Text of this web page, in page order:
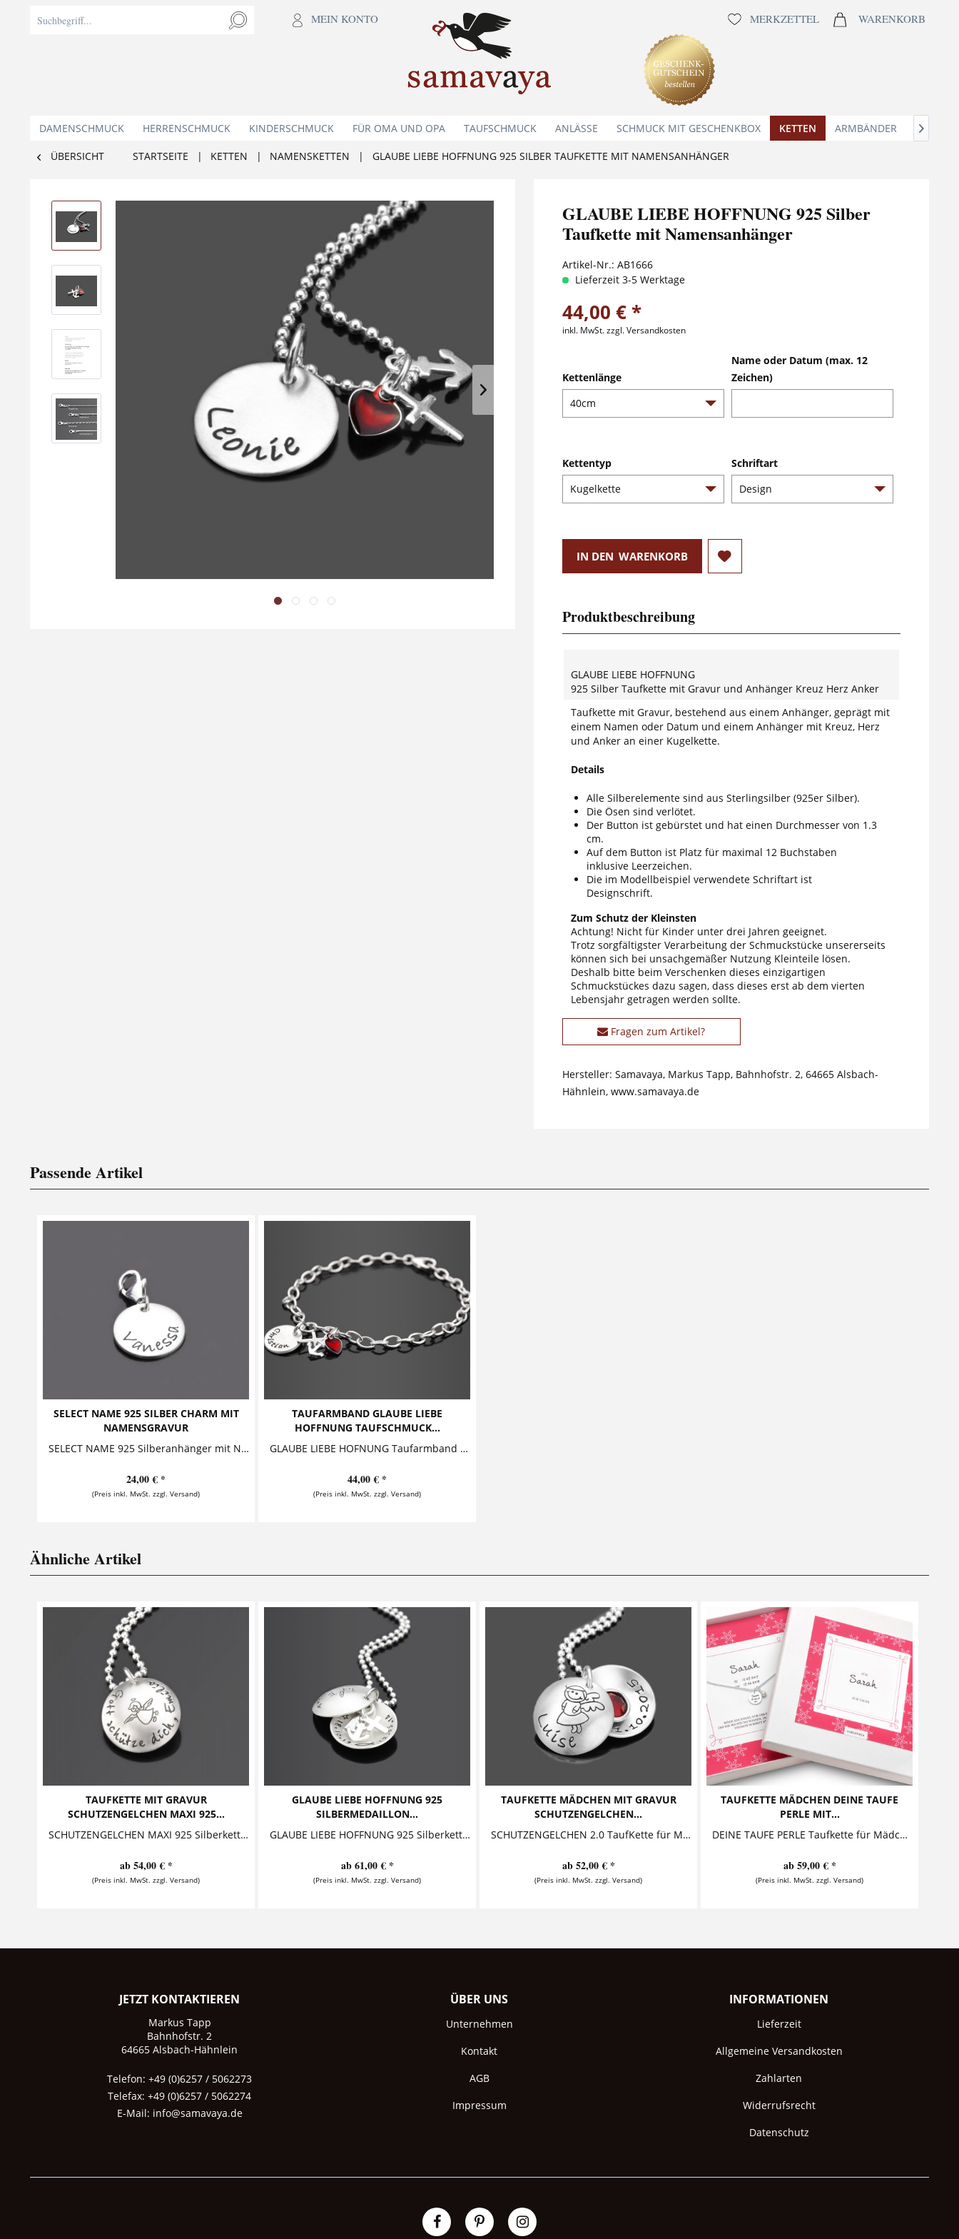
MEIN KONTO MERKZETTEL WARENKORB
DAMENSCHMUCK HERRENSCHMUCK KINDERSCHMUCK FÜR OMA UND OPA TAUFSCHMUCK ANLÄSSE SCHMUCK MIT GESCHENKBOX KETTEN ARMBÄNDER 
ÜBERSICHT STARTSEITE | KETTEN | NAMENSKETTEN | GLAUBE LIEBE HOFFNUNG 925 SILBER TAUFKETTE MIT NAMENSANHÄNGER
GLAUBE LIEBE HOFFNUNG 925 Silber
Taufkette mit Namensanhänger
Artikel-Nr.: AB1666
Lieferzeit 3-5 Werktage
44,00 € *
inkl. MwSt.zzgl. Versandkosten
Kettenlänge
Kettentyp
Name oder Datum (max. 12
Zeichen)
Schriftart
IN DEN WARENKORB
Produktbeschreibung
GLAUBE LIEBE HOFFNUNG
925 Silber Taufkette mit Gravur und Anhänger Kreuz Herz Anker
Taufkette mit Gravur, bestehend aus einem Anhänger, geprägt mit
einem Namen oder Datum und einem Anhänger mit Kreuz, Herz
und Anker an einer Kugelkette.
Details
Alle Silberelemente sind aus Sterlingsilber (925er Silber).
Die Ösen sind verlötet.
Der Button ist gebürstet und hat einen Durchmesser von 1.3
cm.
Auf dem Button ist Platz für maximal 12 Buchstaben
inklusive Leerzeichen.
Die im Modellbeispiel verwendete Schriftart ist
Designschrift.
Zum Schutz der Kleinsten
Achtung! Nicht für Kinder unter drei Jahren geeignet.
Trotz sorgfältigster Verarbeitung der Schmuckstücke unsererseits
können sich bei unsachgemäßer Nutzung Kleinteile lösen.
Deshalb bitte beim Verschenken dieses einzigartigen
Schmuckstückes dazu sagen, dass dieses erst ab dem vierten
Lebensjahr getragen werden sollte.
Fragen zum Artikel?
Hersteller: Samavaya, Markus Tapp, Bahnhofstr. 2, 64665 Alsbach-
Hähnlein, www.samavaya.de
Passende Artikel
SELECT NAME 925 SILBER CHARM MIT
NAMENSGRAVUR
SELECT NAME 925 Silberanhänger mit Name Dieser kleine Silberanhänger ist mit einem Namen versehen. Er kann mit Karabiner oder als Kettenanhänger an...
24,00 € *
(Preis inkl. MwSt. zzgl. Versand)
TAUFARMBAND GLAUBE LIEBE
HOFFNUNG TAUFSCHMUCK...
GLAUBE LIEBE HOFNUNG Taufarmband Dieses entzückende Taufarmband besteht aus einem Namensanhänger, der zusammen mit einem süßen Anker, einem...
44,00 € *
(Preis inkl. MwSt. zzgl. Versand)
Ähnliche Artikel
TAUFKETTE MIT GRAVUR
SCHUTZENGELCHEN MAXI 925...
SCHUTZENGELCHEN MAXI 925 Silberkette zur Taufe mit Geburtsstein Zwei gewölbte Buttons - der äußere mit einem Schutzengel, "Gott schütze...
ab 54,00 € *
(Preis inkl. MwSt. zzgl. Versand)
GLAUBE LIEBE HOFFNUNG 925
SILBERMEDAILLON...
GLAUBE LIEBE HOFFNUNG 925 Silberkette zur Taufe mit Anhänger Herz Kreuz Anker Gravurschmuck zur Taufe bestehend aus zwei gewölbten Buttons -...
ab 61,00 € *
(Preis inkl. MwSt. zzgl. Versand)
TAUFKETTE MÄDCHEN MIT GRAVUR
SCHUTZENGELCHEN...
SCHUTZENGELCHEN 2.0 TaufKette für Mädchen Diese entzückende Taufkette mit Gravur für Mädchen aus 925 Sterling Silber ist ein...
ab 52,00 € *
(Preis inkl. MwSt. zzgl. Versand)
TAUFKETTE MÄDCHEN DEINE TAUFE
PERLE MIT...
DEINE TAUFE PERLE Taufkette für Mädchen mit Geschenckbox Diese zauberhafte Taufkette mit Gravur aus 925 Sterling Silber ist ein perfektes Geschenk zur Taufe oder Geburt. Der...
ab 59,00 € *
(Preis inkl. MwSt. zzgl. Versand)
JETZT KONTAKTIEREN
Markus Tapp
Bahnhofstr. 2
64665 Alsbach-Hähnlein
Telefon: +49 (0)6257 / 5062273
Telefax: +49 (0)6257 / 5062274
E-Mail: info@samavaya.de
ÜBER UNS
Unternehmen
Kontakt
AGB
Impressum
INFORMATIONEN
Lieferzeit
Allgemeine Versandkosten
Zahlarten
Widerrufsrecht
Datenschutz